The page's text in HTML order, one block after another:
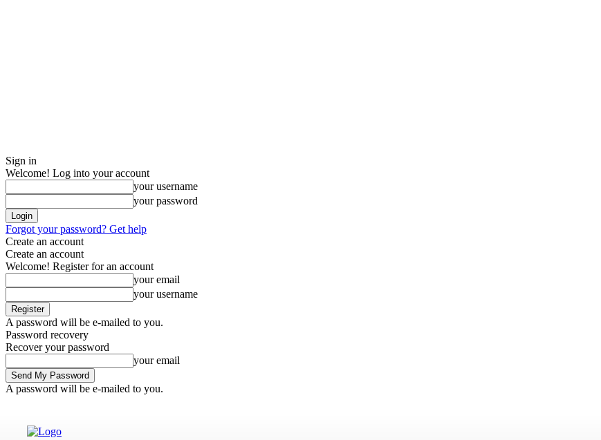
Sign in
Welcome! Log into your account
your username
your password
Forgot your password? Get help
Create an account
Create an account
Welcome! Register for an account
your email
your username
A password will be e-mailed to you.
Password recovery
Recover your password
your email
A password will be e-mailed to you.